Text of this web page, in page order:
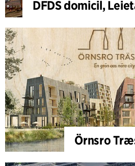
DFDS domicil,
Örnsro